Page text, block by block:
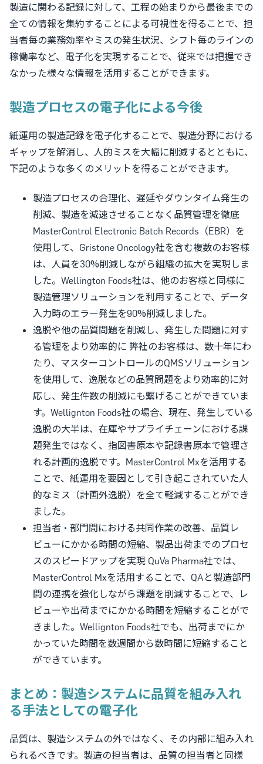
製造に関わる記録に対して、工程の始まりから最後までの
全ての情報を集約することによる可視性を得ることで、担
当者毎の業務効率やミスの発生状況、シフト毎のラインの
稼働率など、電子化を実現することで、従来では把握でき
なかった様々な情報を活用することができます。
製造プロセスの電子化による今後
紙運用の製造記録を電子化することで、製造分野における
ギャップを解消し、人的ミスを大幅に削減するとともに、
下記のような多くのメリットを得ることができます。
製造プロセスの合理化、遅延やダウンタイム発生の
削減、製造を減速させることなく品質管理を徹底
MasterControl Electronic Batch Records（EBR）を
使用して、Gristone Oncology社を含む複数のお客様
は、人員を30%削減しながら組織の拡大を実現しま
した。Wellington Foods社は、他のお客様と同様に
製造管理ソリューションを利用することで、データ
入力時のエラー発生を90%削減しました。
逸脱や他の品質問題を削減し、発生した問題に対す
る管理をより効率的に 弊社のお客様は、数十年にわ
たり、マスターコントロールのQMSソリューション
を使用して、逸脱などの品質問題をより効率的に対
応し、発生件数の削減にも繋げることができていま
す。Wellignton Foods社の場合、現在、発生している
逸脱の大半は、在庫やサプライチェーンにおける課
題発生ではなく、指図書原本や記録書原本で管理さ
れる計画的逸脱です。MasterControl Mxを活用する
ことで、紙運用を要因として引き起こされていた人
的なミス（計画外逸脱）を全て軽減することができ
ました。
担当者・部門間における共同作業の改善、品質レ
ビューにかかる時間の短縮、製品出荷までのプロセ
スのスピードアップを実現 QuVa Pharma社では、
MasterControl Mxを活用することで、QAと製造部門
間の連携を強化しながら課題を削減することで、レ
ビューや出荷までにかかる時間を短縮することがで
きました。Wellignton Foods社でも、出荷までにか
かっていた時間を数週間から数時間に短縮すること
ができています。
まとめ：製造システムに品質を組み入れ
る手法としての電子化
品質は、製造システムの外ではなく、その内部に組み入れ
られるべきです。製造の担当者は、品質の担当者と同様